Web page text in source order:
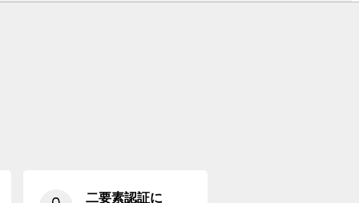
二要素認証に